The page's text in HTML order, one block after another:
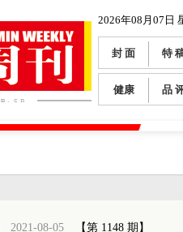
2026年08月07日
封 面 特
健康 品
2021-08-05 【第 1148 期】